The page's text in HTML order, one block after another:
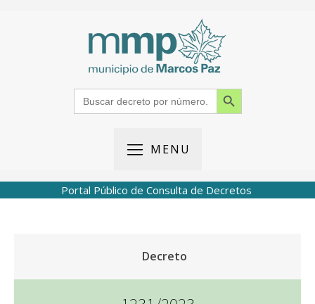
Search
for:
Search Button
MENU
Portal Público de Consulta de Decretos
Decreto